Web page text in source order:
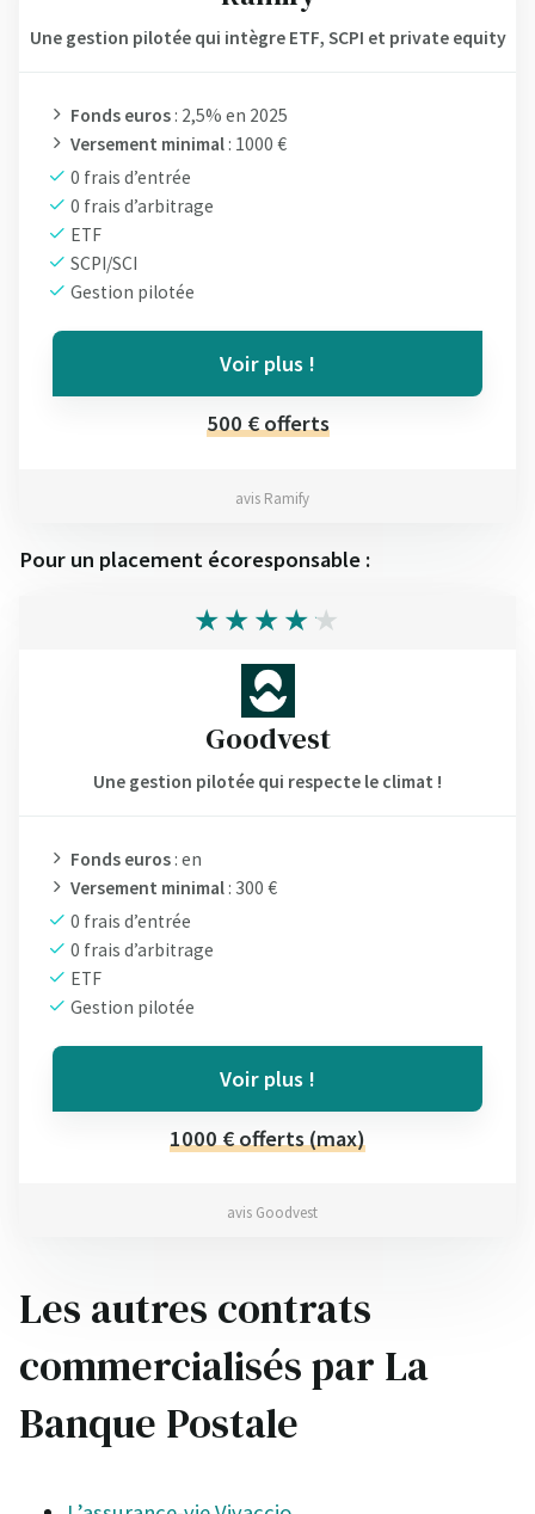
Une gestion pilotée qui intègre ETF, SCPI et private equity
Fonds euros : 2,5% en 2025
Versement minimal : 1000 €
0 frais d’entrée
0 frais d’arbitrage
ETF
SCPI/SCI
Gestion pilotée
Voir plus !
500 € offerts
avis Ramify
Pour un placement écoresponsable :
Goodvest
Une gestion pilotée qui respecte le climat !
Fonds euros : en
Versement minimal : 300 €
0 frais d’entrée
0 frais d’arbitrage
ETF
Gestion pilotée
Voir plus !
1000 € offerts (max)
avis Goodvest
Les autres contrats
commercialisés par La
Banque Postale